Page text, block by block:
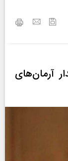
آرمان‌های